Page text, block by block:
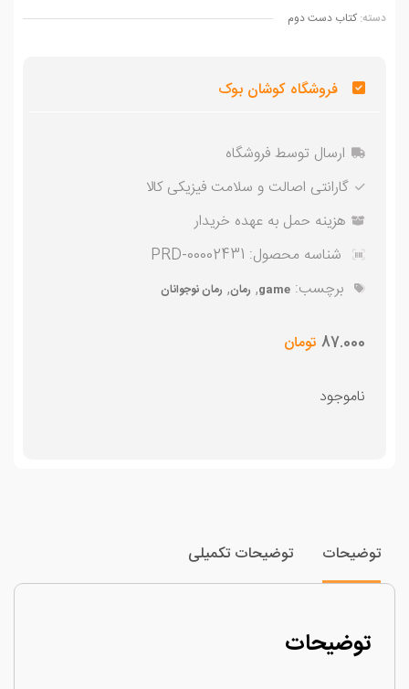
کتاب دست دوم
فروشگاه کوشان بوک
ارسال توسط فروشگاه
گارانتی اصالت و سلامت فیزیکی کالا
هزینه حمل به عهده خریدار
شناسه محصول:PRD-00002431
برچسب:game
,رمان,رمان نوجوانان
87.000 تومان
ناموجود
توضیحات تکمیلی
توضیحات